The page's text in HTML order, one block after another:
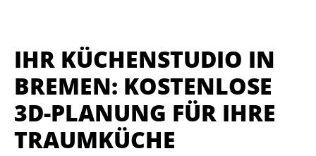
IHR KÜCHENSTUDIO IN
BREMEN: KOSTENLOSE
3D-PLANUNG FÜR IHRE
TRAUMKÜCHE